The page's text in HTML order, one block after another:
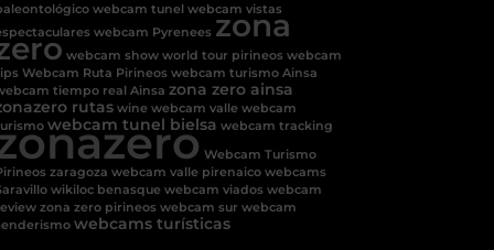
webcam tunel webcam vistas
webcam Pyrenees zona
webcam show world tour pirineos webcam
Webcam Ruta Pirineos webcam turismo Ainsa
tiempo real Ainsa zona zero ainsa
rutas wine webcam valle webcam
webcam tunel bielsa webcam tracking
Webcam Turismo
zaragoza webcam valle pirenaico webcams
wikiloc benasque webcam viados webcam
zona zero pirineos webcam sur webcam
webcams turísticas